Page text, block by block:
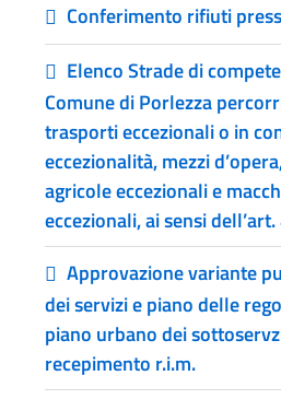
Conferimento rifiuti
Elenco Strade di
Comune di Porlezza
trasporti eccezionali o in
eccezionalità, mezzi
agricole eccezionali e
eccezionali, ai sensi
Approvazione variante
dei servizi e piano delle
piano urbano dei
recepimento r.i.m.